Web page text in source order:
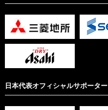
日本代表オフィシャルサポーター